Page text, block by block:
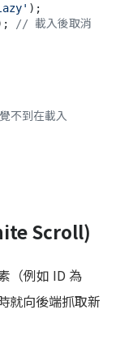
);
// 載入後取消
不到在載入
Scroll)
（例如 ID 為
就向後端抓取新